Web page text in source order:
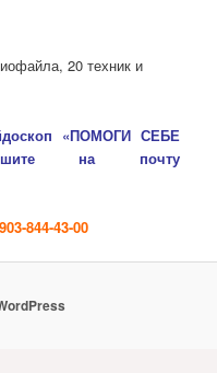
20 техник и
«ПОМОГИ СЕБЕ
на почту
844-43-00